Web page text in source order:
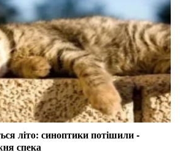
літо: синоптики потішили -
спека